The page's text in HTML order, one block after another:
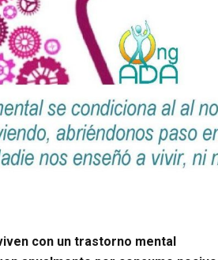
con un trastorno mental